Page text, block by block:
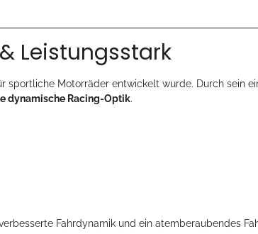
Leistungsstark
sportliche Motorräder entwickelt wurde. Durch sein
dynamische Racing-Optik.
verbesserte Fahrdynamik und ein atemberaubendes